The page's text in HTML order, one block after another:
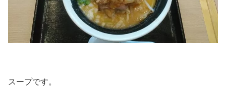
スープです。